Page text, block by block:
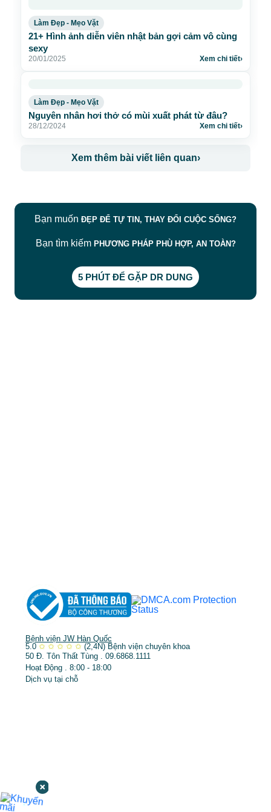
Làm Đẹp - Mẹo Vặt
21+ Hình ảnh diễn viên nhật bản gợi cảm vô cùng
sexy
20/01/2025 Xem chi tiết›
Làm Đẹp - Mẹo Vặt
Nguyên nhân hơi thở có mùi xuất phát từ đâu?
28/12/2024 Xem chi tiết›
Xem thêm bài viết liên quan›
Bạn muốn ĐẸP ĐỂ TỰ TIN, THAY ĐỔI CUỘC SỐNG?
Bạn tìm kiếm PHƯƠNG PHÁP PHÙ HỢP, AN TOÀN?
5 PHÚT ĐỂ GẶP DR DUNG
Bệnh viện JW Hàn Quốc
5.0 ✩ ✩ ✩ ✩ ✩ (2,4N) Bệnh viện chuyên khoa
50 Đ. Tôn Thất Tùng . 09.6868.1111
Hoạt Động . 8:00 - 18:00
Dịch vụ tại chỗ